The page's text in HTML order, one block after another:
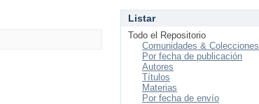
Listar
Todo el Repositorio
Comunidades & Colecciones
Por fecha de publicación
Autores
Títulos
Materias
Por fecha de envío